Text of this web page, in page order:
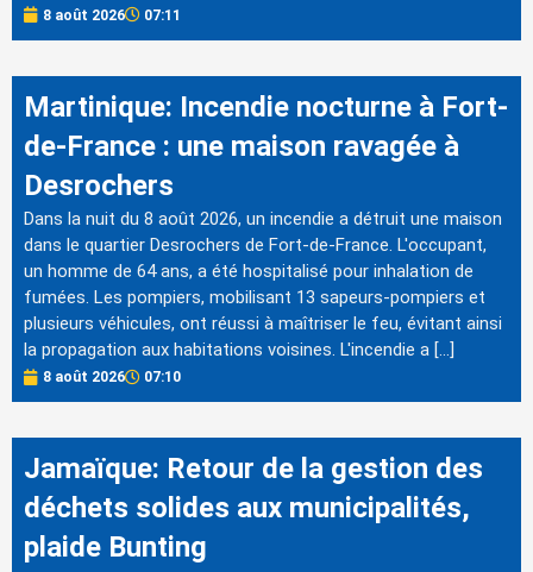
8 août 2026 07:11
Martinique: Incendie nocturne à Fort-
de-France : une maison ravagée à
Desrochers
Dans la nuit du 8 août 2026, un incendie a détruit une maison
dans le quartier Desrochers de Fort-de-France. L'occupant,
un homme de 64 ans, a été hospitalisé pour inhalation de
fumées. Les pompiers, mobilisant 13 sapeurs-pompiers et
plusieurs véhicules, ont réussi à maîtriser le feu, évitant ainsi
la propagation aux habitations voisines. L'incendie a […]
8 août 2026 07:10
Jamaïque: Retour de la gestion des
déchets solides aux municipalités,
plaide Bunting